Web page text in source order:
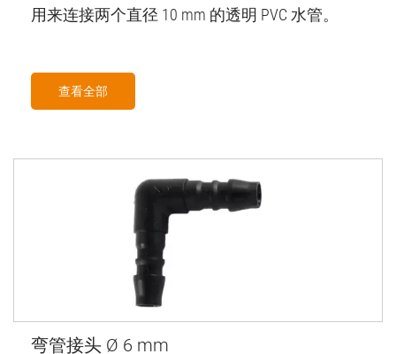
用来连接两个直径 10 mm 的透明 PVC 水管。
查看全部
弯管接头 Ø 6 mm